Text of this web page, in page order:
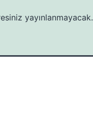
yayınlanmayacak.